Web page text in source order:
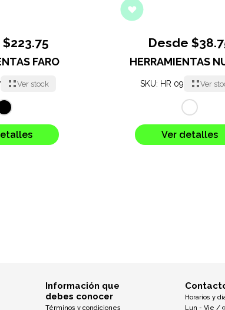
FARO
Ver stock
Desde
HERRAMIENTAS
SKU: HR 09 Ver
Ver detalles
Información que
debes conocer
Términos y condiciones
Horarios y
Lun - Vie /